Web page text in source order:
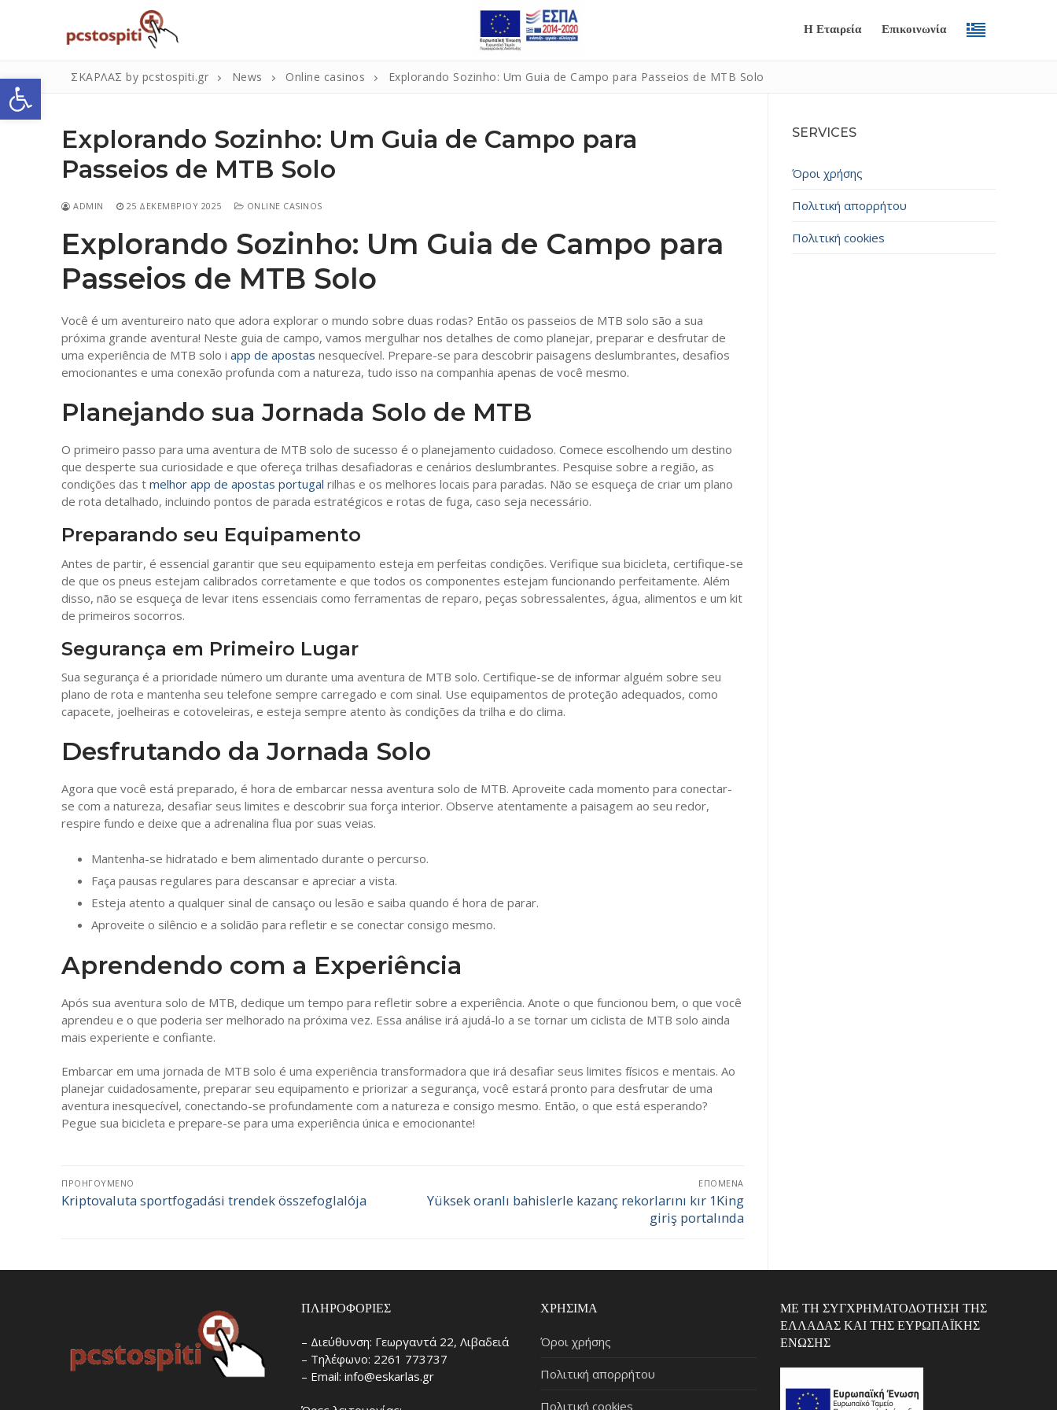
Ανοίξτε τη γραμμή εργαλείων
περιεχόμενο
Η Εταιρεία Επικοινωνία
Αναζήτηση
για:
Επικοινωνία
ΣΚΑΡΛΑΣ by pcstospiti.gr News Online casinos Explorando Sozinho: Um Guia de Campo para Passeios de MTB Solo
Explorando Sozinho: Um Guia de Campo para
Passeios de MTB Solo
ADMIN 25 ΔΕΚΕΜΒΡΊΟΥ 2025 ONLINE CASINOS
Explorando Sozinho: Um Guia de Campo para
Passeios de MTB Solo
Você é um aventureiro nato que adora explorar o mundo sobre duas rodas? Então os passeios de MTB solo são a sua
próxima grande aventura! Neste guia de campo, vamos mergulhar nos detalhes de como planejar, preparar e desfrutar de
uma experiência de MTB solo i app de apostas nesquecível. Prepare-se para descobrir paisagens deslumbrantes, desafios
emocionantes e uma conexão profunda com a natureza, tudo isso na companhia apenas de você mesmo.
Planejando sua Jornada Solo de MTB
O primeiro passo para uma aventura de MTB solo de sucesso é o planejamento cuidadoso. Comece escolhendo um destino
que desperte sua curiosidade e que ofereça trilhas desafiadoras e cenários deslumbrantes. Pesquise sobre a região, as
condições das t melhor app de apostas portugal rilhas e os melhores locais para paradas. Não se esqueça de criar um plano
de rota detalhado, incluindo pontos de parada estratégicos e rotas de fuga, caso seja necessário.
Preparando seu Equipamento
Antes de partir, é essencial garantir que seu equipamento esteja em perfeitas condições. Verifique sua bicicleta, certifique-se
de que os pneus estejam calibrados corretamente e que todos os componentes estejam funcionando perfeitamente. Além
disso, não se esqueça de levar itens essenciais como ferramentas de reparo, peças sobressalentes, água, alimentos e um kit
de primeiros socorros.
Segurança em Primeiro Lugar
Sua segurança é a prioridade número um durante uma aventura de MTB solo. Certifique-se de informar alguém sobre seu
plano de rota e mantenha seu telefone sempre carregado e com sinal. Use equipamentos de proteção adequados, como
capacete, joelheiras e cotoveleiras, e esteja sempre atento às condições da trilha e do clima.
Desfrutando da Jornada Solo
Agora que você está preparado, é hora de embarcar nessa aventura solo de MTB. Aproveite cada momento para conectar-
se com a natureza, desafiar seus limites e descobrir sua força interior. Observe atentamente a paisagem ao seu redor,
respire fundo e deixe que a adrenalina flua por suas veias.
Mantenha-se hidratado e bem alimentado durante o percurso.
Faça pausas regulares para descansar e apreciar a vista.
Esteja atento a qualquer sinal de cansaço ou lesão e saiba quando é hora de parar.
Aproveite o silêncio e a solidão para refletir e se conectar consigo mesmo.
Aprendendo com a Experiência
Após sua aventura solo de MTB, dedique um tempo para refletir sobre a experiência. Anote o que funcionou bem, o que você
aprendeu e o que poderia ser melhorado na próxima vez. Essa análise irá ajudá-lo a se tornar um ciclista de MTB solo ainda
mais experiente e confiante.
Embarcar em uma jornada de MTB solo é uma experiência transformadora que irá desafiar seus limites físicos e mentais. Ao
planejar cuidadosamente, preparar seu equipamento e priorizar a segurança, você estará pronto para desfrutar de uma
aventura inesquecível, conectando-se profundamente com a natureza e consigo mesmo. Então, o que está esperando?
Pegue sua bicicleta e prepare-se para uma experiência única e emocionante!
Πλοήγηση
άρθρων
ΠΡΟΗΓΟΎΜΕΝΟ
Προηγούμενο
Kriptovaluta sportfogadási trendek összefoglalója
ΕΠΌΜΕΝΑ
Επόμενο
Yüksek oranlı bahislerle kazanç rekorlarını kır 1King
giriş portalında
SERVICES
Όροι χρήσης
Πολιτική απορρήτου
Πολιτική cookies
ΠΛΗΡΟΦΟΡΊΕΣ
– Διεύθυνση: Γεωργαντά 22, Λιβαδειά
– Τηλέφωνο: 2261 773737
– Email: info@eskarlas.gr
ΧΡΉΣΙΜΑ
Όροι χρήσης
Πολιτική απορρήτου
Πολιτική cookies
ΜΕ ΤΗ ΣΥΓΧΡΗΜΑΤΟΔΌΤΗΣΗ ΤΗΣ
ΕΛΛΆΔΑΣ ΚΑΙ ΤΗΣ ΕΥΡΩΠΑΪΚΉΣ
ΈΝΩΣΗΣ